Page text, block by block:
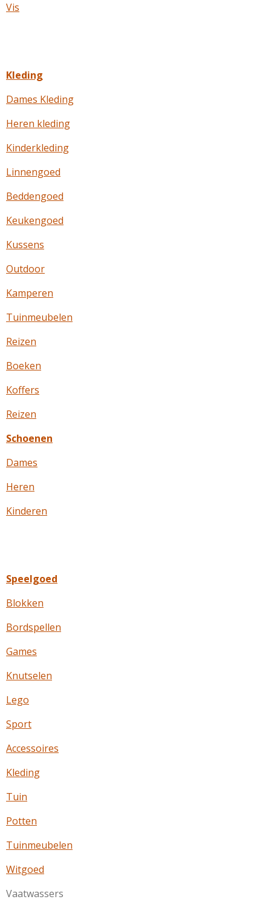
Vis
Kleding
Dames Kleding
Heren kleding
Kinderkleding
Linnengoed
Beddengoed
Keukengoed
Kussens
Outdoor
Kamperen
Tuinmeubelen
Reizen
Boeken
Koffers
Reizen
Schoenen
Dames
Heren
Kinderen
Speelgoed
Blokken
Bordspellen
Games
Knutselen
Lego
Sport
Accessoires
Kleding
Tuin
Potten
Tuinmeubelen
Witgoed
Vaatwassers